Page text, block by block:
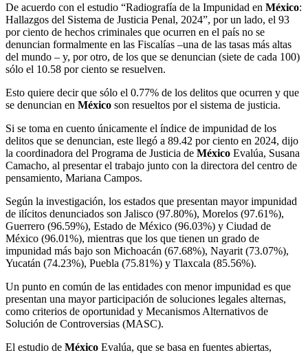
De acuerdo con el estudio “Radiografía de la Impunidad en México:
Hallazgos del Sistema de Justicia Penal, 2024”, por un lado, el 93
por ciento de hechos criminales que ocurren en el país no se
denuncian formalmente en las Fiscalías –una de las tasas más altas
del mundo – y, por otro, de los que se denuncian (siete de cada 100)
sólo el 10.58 por ciento se resuelven.
Esto quiere decir que sólo el 0.77% de los delitos que ocurren y que
se denuncian en México son resueltos por el sistema de justicia.
Si se toma en cuento únicamente el índice de impunidad de los
delitos que se denuncian, este llegó a 89.42 por ciento en 2024, dijo
la coordinadora del Programa de Justicia de México Evalúa, Susana
Camacho, al presentar el trabajo junto con la directora del centro de
pensamiento, Mariana Campos.
Según la investigación, los estados que presentan mayor impunidad
de ilícitos denunciados son Jalisco (97.80%), Morelos (97.61%),
Guerrero (96.59%), Estado de México (96.03%) y Ciudad de
México (96.01%), mientras que los que tienen un grado de
impunidad más bajo son Michoacán (67.68%), Nayarit (73.07%),
Yucatán (74.23%), Puebla (75.81%) y Tlaxcala (85.56%).
Un punto en común de las entidades con menor impunidad es que
presentan una mayor participación de soluciones legales alternas,
como criterios de oportunidad y Mecanismos Alternativos de
Solución de Controversias (MASC).
El estudio de México Evalúa, que se basa en fuentes abiertas,